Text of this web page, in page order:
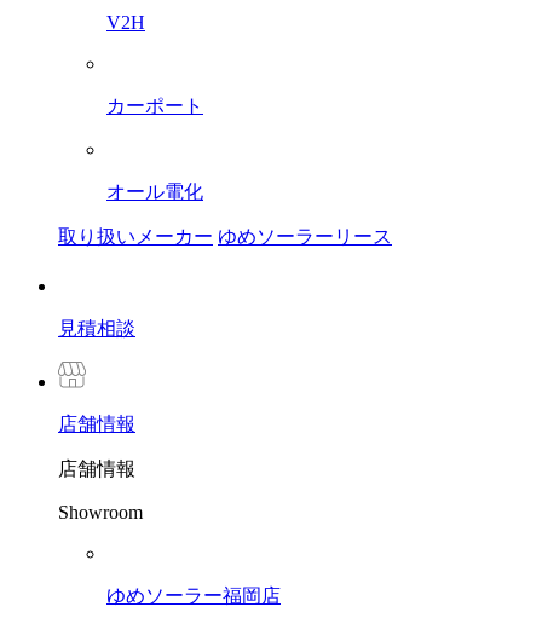
V2H
カーポート
オール電化
取り扱いメーカー ゆめソーラーリース
見積相談
店舗情報
店舗情報
Showroom
ゆめソーラー福岡店